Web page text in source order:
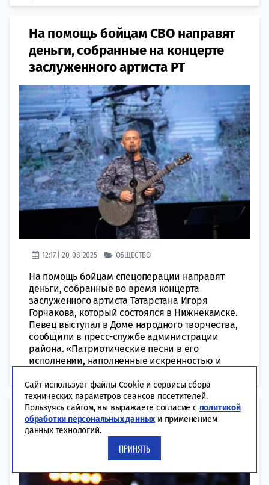
На помощь бойцам СВО направят
деньги, собранные на концерте
заслуженного артиста РТ
12:17 | 20-08-2025 ОБЩЕСТВО
На помощь бойцам спецоперации направят
деньги, собранные во время концерта
заслуженного артиста Татарстана Игоря
Горчакова, который состоялся в Нижнекамске.
Певец выступал в Доме народного творчества,
сообщили в пресс-службе администрации
района. «Патриотические песни в его
исполнении, наполненные искренностью и
Стало известно, кто станет
хедлайнером на праздновании
Дня республики в Челнах
Сайт использует файлы Cookie и сервисы сбора
технических параметров сеансов посетителей.
Пользуясь сайтом, вы выражаете согласие с политикой
обработки персональных данных и применением
данных технологий.
ПРИНЯТЬ